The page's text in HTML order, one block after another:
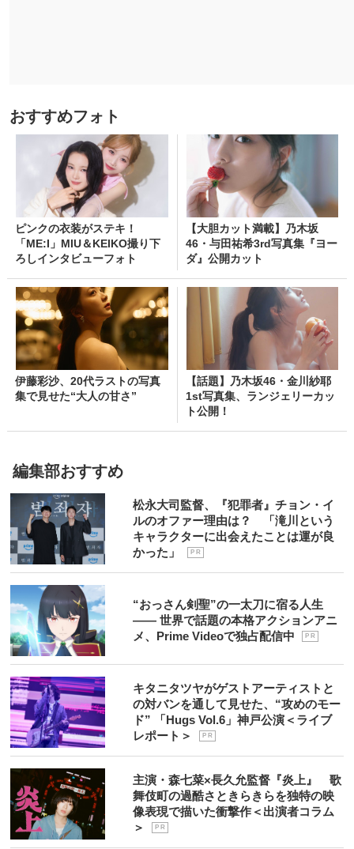
おすすめフォト
ピンクの衣装がステキ！
「ME:I」MIU＆KEIKO撮り下
ろしインタビューフォト
【大胆カット満載】乃木坂
46・与田祐希3rd写真集『ヨー
ダ』公開カット
伊藤彩沙、20代ラストの写真
集で見せた“大人の甘さ”
【話題】乃木坂46・金川紗耶
1st写真集、ランジェリーカッ
ト公開！
編集部おすすめ
松永大司監督、『犯罪者』チョン・イ
ルのオファー理由は？ 「滝川という
キャラクターに出会えたことは運が良
かった」
P R
“おっさん剣聖”の一太刀に宿る人生
―― 世界で話題の本格アクションアニ
メ、Prime Videoで独占配信中
P R
キタニタツヤがゲストアーティストと
の対バンを通して見せた、“攻めのモー
ド” 「Hugs Vol.6」神戸公演＜ライブ
レポート＞
P R
主演・森七菜×長久允監督『炎上』 歌
舞伎町の過酷さときらきらを独特の映
像表現で描いた衝撃作＜出演者コラム
＞
P R